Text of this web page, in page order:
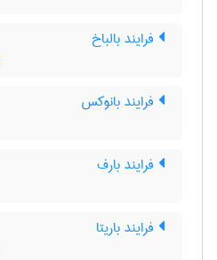
فرایند بالباخ
فرایند بانوکس
فرایند بارف
فرایند باریتا